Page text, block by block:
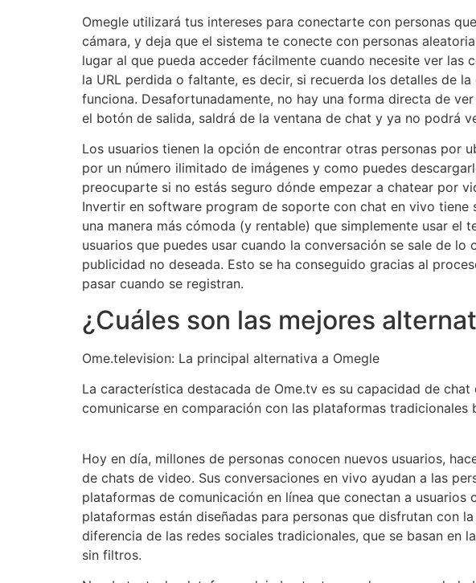
Omegle utilizará tus intereses para conectarte con personas
cámara, y deja que el sistema te conecte con personas
lugar al que pueda acceder fácilmente cuando necesite ver las
la URL perdida o faltante, es decir, si recuerda los detalles de
funciona. Desafortunadamente, no hay una forma directa de
el botón de salida, saldrá de la ventana de chat y ya no podrá
Los usuarios tienen la opción de encontrar otras personas por
por un número ilimitado de imágenes y como puedes
preocuparte si no estás seguro dónde empezar a chatear por
Invertir en software program de soporte con chat en vivo
una manera más cómoda (y rentable) que simplemente usar
usuarios que puedes usar cuando la conversación se sale de
publicidad no deseada. Esto se ha conseguido gracias al
pasar cuando se registran.
¿Cuáles son las mejores
Ome.television: La principal alternativa a Omegle
La característica destacada de Ome.tv es su capacidad de
comunicarse en comparación con las plataformas tradicionales
Hoy en día, millones de personas conocen nuevos usuarios,
de chats de video. Sus conversaciones en vivo ayudan a las
plataformas de comunicación en línea que conectan a
plataformas están diseñadas para personas que disfrutan con
diferencia de las redes sociales tradicionales, que se basan en
sin filtros.